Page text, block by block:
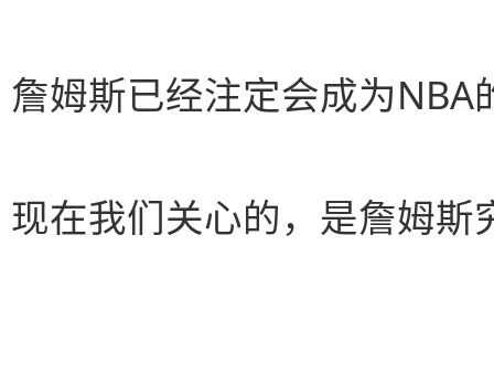
詹姆斯已经注定会成为NBA
现在我们关心的，是詹姆